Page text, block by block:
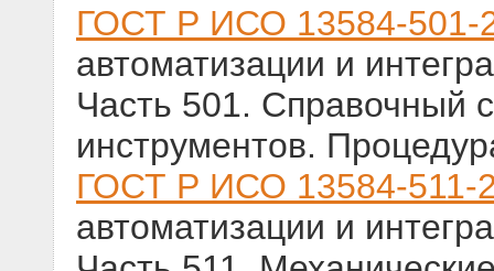
ГОСТ Р ИСО 13584-501-
автоматизации и
Часть 501. Справочный
инструментов.
ГОСТ Р ИСО 13584-511-
автоматизации и